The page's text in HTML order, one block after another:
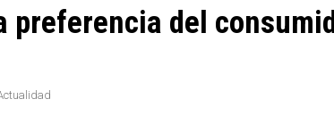
preferencia del